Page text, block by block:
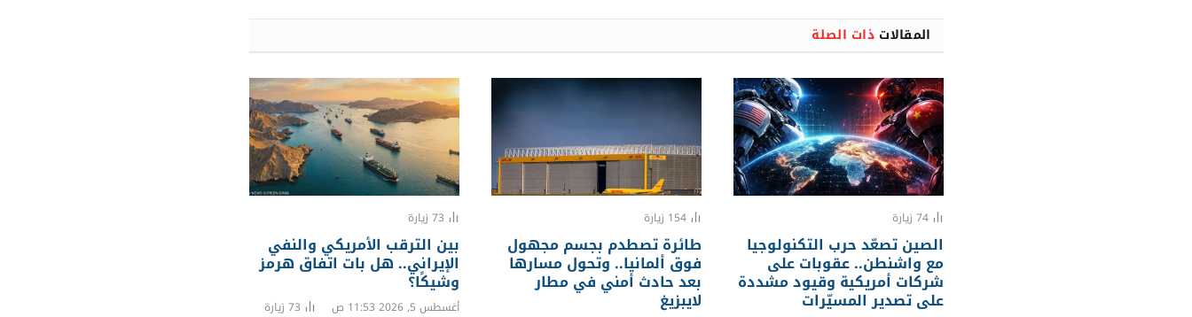
المقالاتذات الصلة
74 زيارة
الصين تصعّد حرب التكنولوجيا
مع واشنطن.. عقوبات على
شركات أمريكية وقيود مشددة
على تصدير المسيّرات
154 زيارة
طائرة تصطدم بجسم مجهول
فوق ألمانيا.. وتحول مسارها
بعد حادث أمني في مطار
لايبزيغ
73 زيارة
بين الترقب الأمريكي والنفي
الإيراني.. هل بات اتفاق هرمز
وشيكًا؟
أغسطس 5, 2026 11:53 ص 73 زيارة